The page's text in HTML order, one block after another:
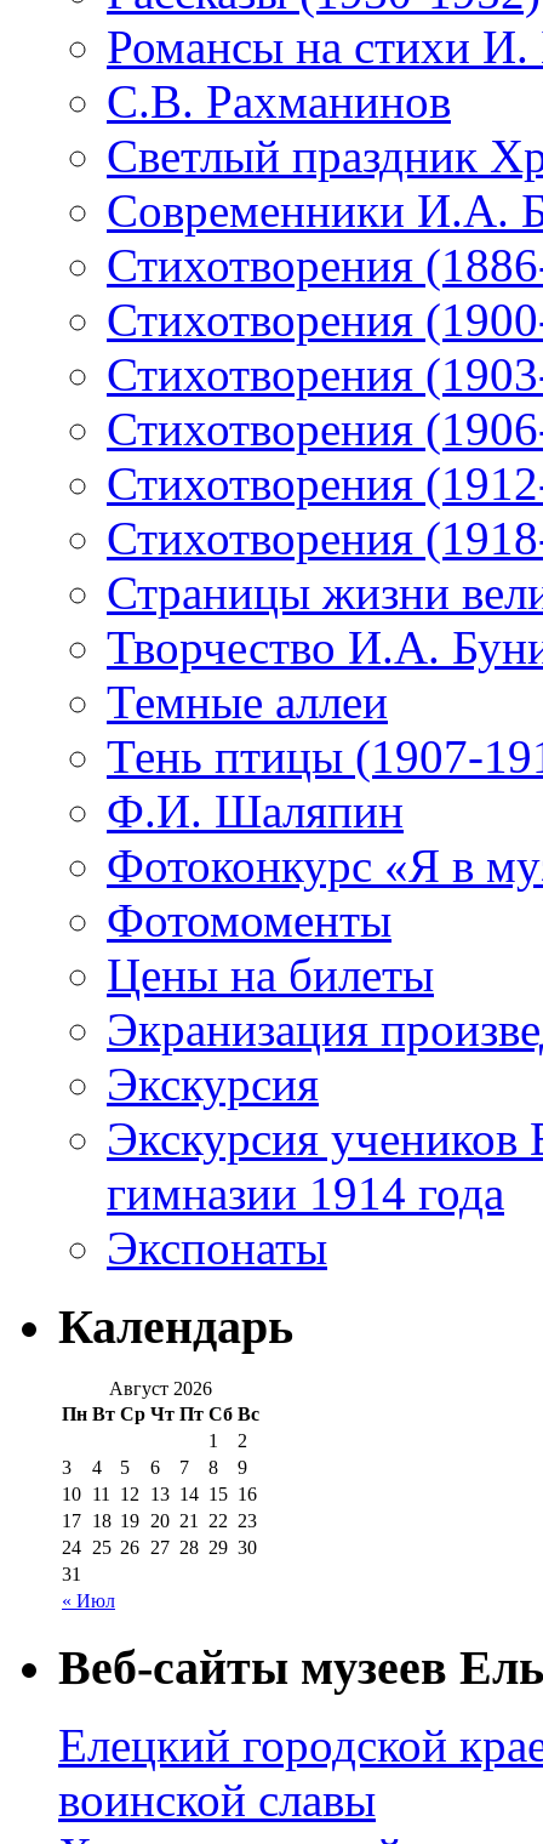
Романсы на стихи И.
С.В. Рахманинов
Светлый праздник
Современники И.А.
Стихотворения
Стихотворения
Стихотворения
Стихотворения
Стихотворения
Стихотворения
Страницы жизни
Творчество И.А.
Темные аллеи
Тень птицы (1907-
Ф.И. Шаляпин
Фотоконкурс «Я в
Фотомоменты
Цены на билеты
Экранизация
Экскурсия
Экскурсия
гимназии 1914 года
Экспонаты
Календарь
Август 2026
Пн Вт Ср Чт Пт Сб Вс
« Июл
1
2
3
4 5 6 7 8
9
10 11 12 13 14 15 16
17 18 19 20 21 22 23
24 25 26 27 28 29 30
31
Веб-сайты музеев
Елецкий городской
воинской славы